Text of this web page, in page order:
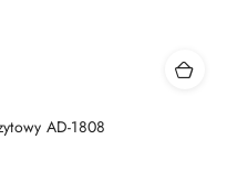
AD-1808